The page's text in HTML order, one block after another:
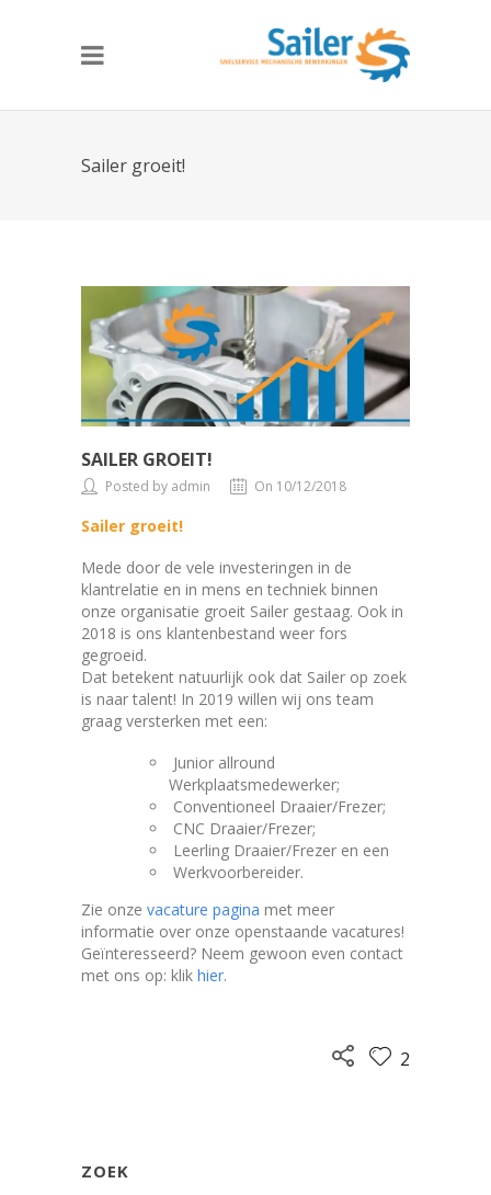
Sailer groeit!
SAILER GROEIT!
Posted by admin On 10/12/2018
Sailer groeit!
Mede door de vele investeringen in de
klantrelatie en in mens en techniek binnen
onze organisatie groeit Sailer gestaag. Ook in
2018 is ons klantenbestand weer fors
gegroeid.
Dat betekent natuurlijk ook dat Sailer op zoek
is naar talent! In 2019 willen wij ons team
graag versterken met een:
Junior allround
Werkplaatsmedewerker;
Conventioneel Draaier/Frezer;
CNC Draaier/Frezer;
Leerling Draaier/Frezer en een
Werkvoorbereider.
Zie onze vacature pagina met meer
informatie over onze openstaande vacatures!
Geïnteresseerd? Neem gewoon even contact
met ons op: klik hier.
2
ZOEK